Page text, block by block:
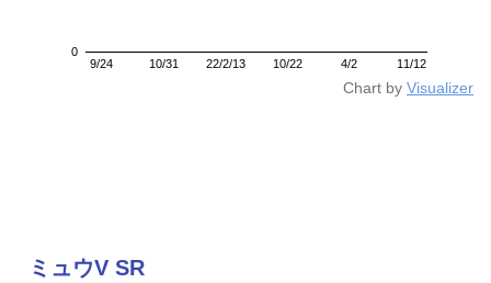
9/24 10/31 22/2/13 10/22 4/2 11/12
0
Chart by Visualizer
ミュウV SR